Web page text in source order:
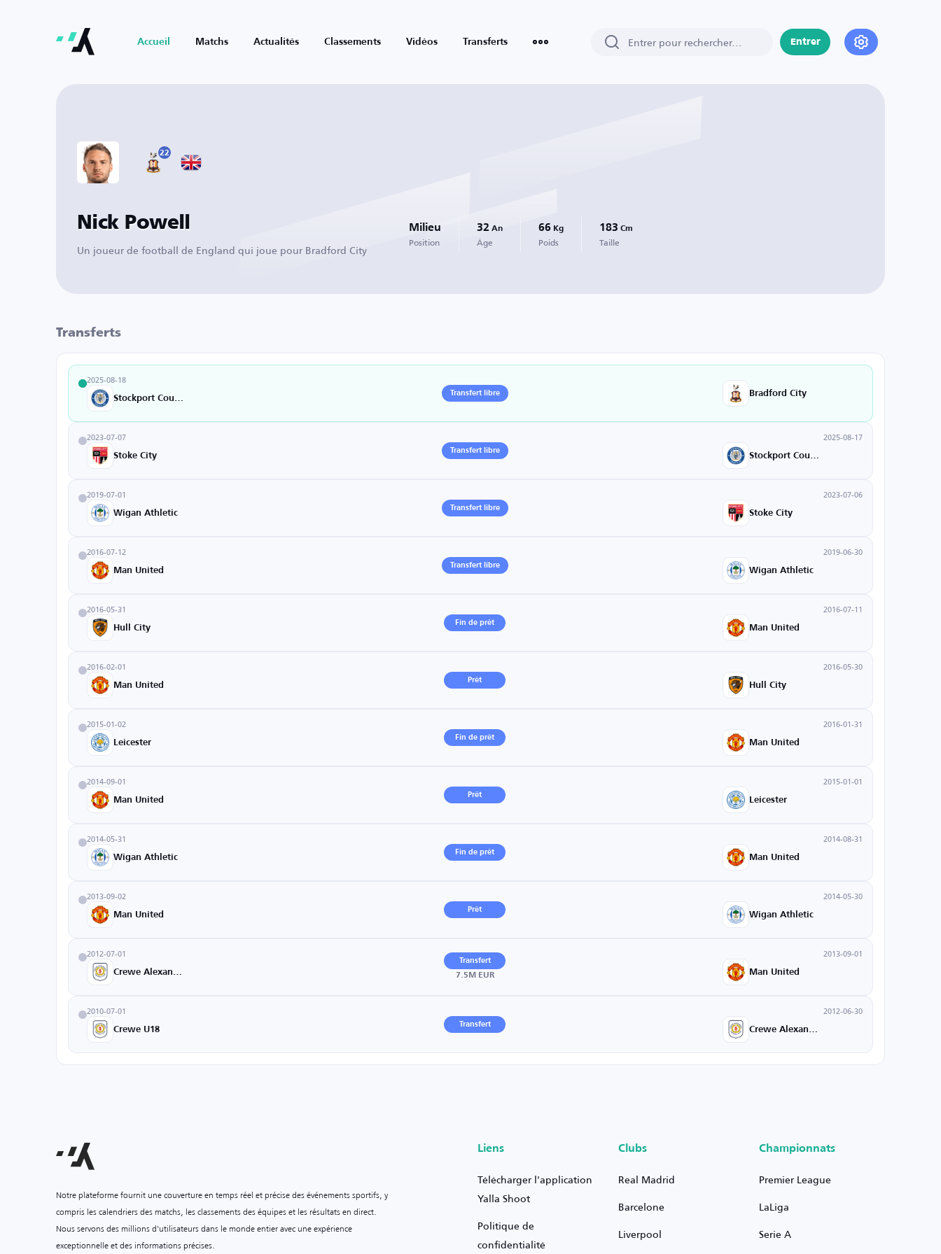
Accueil Matchs Actualités Classements Vidéos Transferts Entrer
22
Nick Powell
Un joueur de football de England qui joue pour Bradford City
Milieu
Position
32 An
Âge
66 Kg
Poids
183 Cm
Taille
Transferts
2025-08-18
Transfert libre Bradford City
2023-07-07
Stoke City
Transfert libre
2025-08-17
2019-07-01
Wigan Athletic
Transfert libre
2023-07-06
Stoke City
2016-07-12
Man United
Transfert libre
2019-06-30
Wigan Athletic
2016-05-31
Hull City
Fin de prêt
2016-07-11
Man United
2016-02-01
Man United
Prêt
2016-05-30
Hull City
2015-01-02
Leicester
Fin de prêt
2016-01-31
Man United
2014-09-01
Man United
Prêt
2015-01-01
Leicester
2014-05-31
Wigan Athletic
Fin de prêt
2014-08-31
Man United
2013-09-02
Man United
Prêt
2014-05-30
Wigan Athletic
2012-07-01 Transfert
7.5M EUR
2013-09-01
Man United
2010-07-01
Crewe U18
Transfert
2012-06-30
Notre plateforme fournit une couverture en temps réel et précise des événements sportifs, y
compris les calendriers des matchs, les classements des équipes et les résultats en direct.
Nous servons des millions d'utilisateurs dans le monde entier avec une expérience
exceptionnelle et des informations précises.
Liens
Télécharger l'application
Yalla Shoot
Politique de
confidentialité
Clubs
Real Madrid
Barcelone
Liverpool
Championnats
Premier League
LaLiga
Serie A